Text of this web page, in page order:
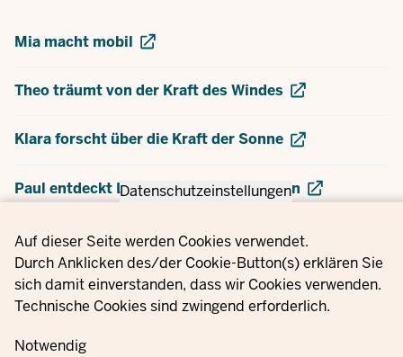
Privacy settings
Datenschutzeinstellungen
Auf dieser Seite werden Cookies verwendet.
Durch Anklicken des/der Cookie-Button(s) erklären Sie
sich damit einverstanden, dass wir Cookies verwenden.
Technische Cookies sind zwingend erforderlich.
Notwendig
Mia macht mobil
Theo träumt von der Kraft des Windes
Klara forscht über die Kraft der Sonne
Paul entdeckt Leckeres aus nah und fern